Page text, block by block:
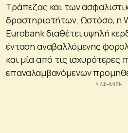
Τράπεζας και των
δραστηριοτήτων. Ωστόσο, η
Eurobank διαθέτει υψηλή
ένταση αναβαλλόμενης
και μία από τις ισχυρότερες
επαναλαμβανόμενων